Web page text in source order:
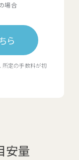
場合
ら
所定の手数料が初
安量